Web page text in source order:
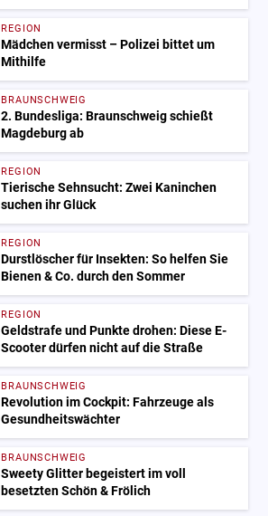
REGION
Mädchen vermisst – Polizei bittet um
Mithilfe
BRAUNSCHWEIG
2. Bundesliga: Braunschweig schießt
Magdeburg ab
REGION
Tierische Sehnsucht: Zwei Kaninchen
suchen ihr Glück
REGION
Durstlöscher für Insekten: So helfen Sie
Bienen & Co. durch den Sommer
REGION
Geldstrafe und Punkte drohen: Diese E-
Scooter dürfen nicht auf die Straße
BRAUNSCHWEIG
Revolution im Cockpit: Fahrzeuge als
Gesundheitswächter
BRAUNSCHWEIG
Sweety Glitter begeistert im voll
besetzten Schön & Frölich